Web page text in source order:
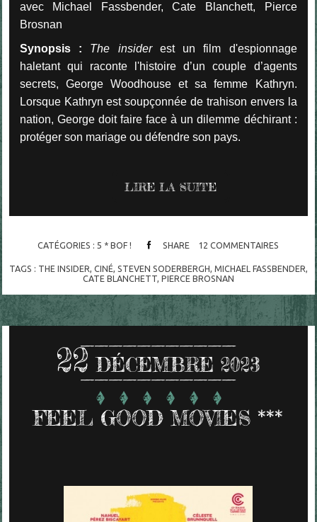
avec Michael Fassbender, Cate Blanchett, Pierce
Brosnan
Synopsis : The insiderest un film d'espionnage
haletant qui raconte l'histoire d’un couple d’agents
secrets, George Woodhouse et sa femme Kathryn.
Lorsque Kathryn est soupçonnée de trahison envers la
nation, George doit faire face à un dilemme déchirant :
protéger son mariage ou défendre son pays.
LIRE LA SUITE
CATÉGORIES : 5 * BOF ! SHARE 12 COMMENTAIRES
TAGS : THE INSIDER CINÉ STEVEN SODERBERGH MICHAEL FASSBENDER
CATE BLANCHETT, PIERCE BROSNAN
22 DÉCEMBRE 2023
FEEL GOOD MOVIES ***